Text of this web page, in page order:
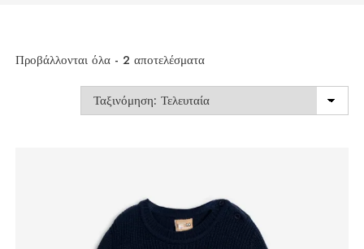
Προβάλλονται όλα - 2 αποτελέσματαSorted
latest